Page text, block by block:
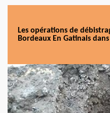
Les opérations de
Bordeaux En Gatinais